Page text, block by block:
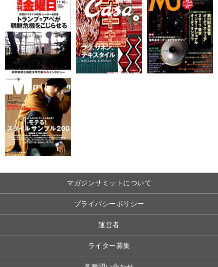
マガジンサミットについて
プライバシーポリシー
運営者
ライター募集